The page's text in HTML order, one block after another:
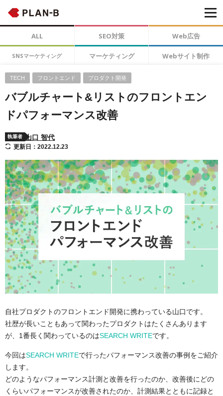
ALL SEO対策 Web広告
SNSマーケティング マーケティング Webサイト制作
TECH フロントエンド プロダクト開発
バブルチャート&リストのフロントエン
ドパフォーマンス改善
執筆者 山口 智代
更新日：2022.12.23
自社プロダクトのフロントエンド開発に携わっている山口です。
社歴が長いこともあって関わったプロダクトはたくさんあります
が、1番長く関わっているのはSEARCH WRITEです。
今回はSEARCH WRITEで行ったパフォーマンス改善の事例をご紹介
します。
どのようなパフォーマンス計測と改善を行ったのか、改善後にどの
くらいパフォーマンスが改善されたのか、計測結果とともに記録と